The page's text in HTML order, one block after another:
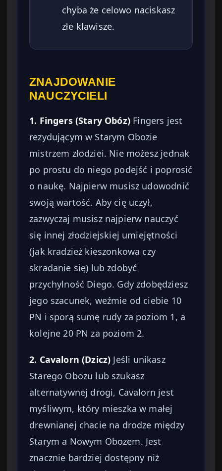
chyba że celowo naciskasz
złe klawisze.
ZNAJDOWANIE
NAUCZYCIELI
1. Fingers (Stary Obóz) Fingers jest
rezydującym w Starym Obozie
mistrzem złodziei. Nie możesz jednak
po prostu do niego podejść i poprosić
o naukę. Najpierw musisz udowodnić
swoją wartość. Aby cię uczył,
zazwyczaj musisz najpierw nauczyć
się innej złodziejskiej umiejętności
(jak kradzież kieszonkowa czy
skradanie się) lub zdobyć
przychylność Diego. Gdy zdobędziesz
jego szacunek, weźmie od ciebie 10
PN i sporą sumę rudy za poziom 1, a
kolejne 20 PN za poziom 2.
2. Cavalorn (Dzicz) Jeśli unikasz
Starego Obozu lub szukasz
alternatywnej drogi, Cavalorn jest
myśliwym, który mieszka w małej
drewnianej chacie na drodze między
Starym a Nowym Obozem. Jest
znacznie bardziej dostępny niż